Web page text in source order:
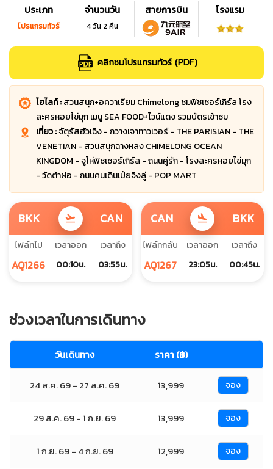
ประเภท
โปรแกรมทัวร์
จำนวนวัน
4 วัน 2 คืน
สายการบิน โรงแรม
คลิกชมโปรแกรมทัวร์ (PDF)
ไฮไลท์ :สวนสนุก+อควาเรียม Chimelong ชมฟิชเชอร์เกิร์ล โรง
ละครหอยไข่มุก เมนู SEA FOOD+ไวน์แดง รวมบัตรเข้าชม
เที่ยว :จัตุรัสฮัวเฉิง - กวางเจาทาวเวอร์ - THE PARISIAN - THE
VENETIAN - สวนสนุกฉางหลง CHIMELONG OCEAN
KINGDOM - จูไห่ฟิชเชอร์เกิร์ล - ถนนคู่รัก - โรงละครหอยไข่มุก
- วัดต้าฝอ - ถนนคนเดินเป่ยจิงลู่ - POP MART
BKK flight_takeoff CAN
ไฟล์ทไป
AQ1266
เวลาออก
00:10น.
เวลาถึง
03:55น.
CAN flight_land BKK
ไฟล์ทกลับ
AQ1267
เวลาออก
23:05น.
เวลาถึง
00:45น.
ช่วงเวลาในการเดินทาง
วันเดินทาง ราคา (฿)
24 ส.ค. 69 - 27 ส.ค. 69 13,999 จอง
29 ส.ค. 69 - 1 ก.ย. 69 13,999 จอง
1 ก.ย. 69 - 4 ก.ย. 69 12,999 จอง